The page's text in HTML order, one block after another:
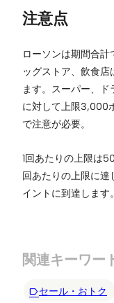
注意点
ローソンは期間合
ッグストア、飲食
ます。スーパー、
に対して上限3,000
で注意が必要。
1回あたりの上限は
回あたりの上限に
イントに到達します。
関連キーワー
セール・おトク